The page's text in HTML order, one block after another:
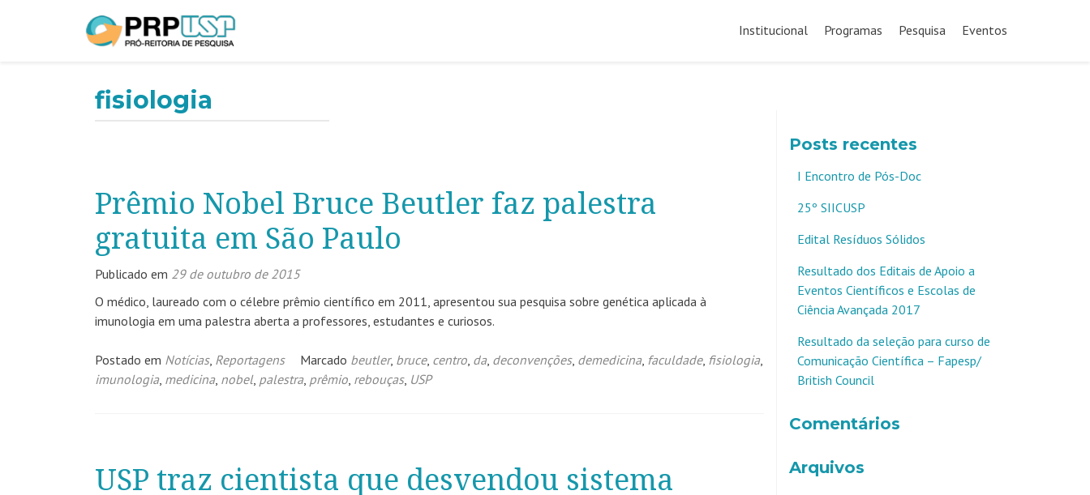
para
Institucional Programas Pesquisa Eventos
fisiologia
Prêmio Nobel Bruce Beutler faz palestra
gratuita em São Paulo
Publicado em 29 de outubro de 2015
O médico, laureado com o célebre prêmio científico em 2011, apresentou sua pesquisa sobre genética aplicada à
imunologia em uma palestra aberta a professores, estudantes e curiosos.
Postado em Notícias, Reportagens Marcado beutler, bruce, centro, da, deconvenções, demedicina, faculdade, fisiologia,
imunologia, medicina, nobel, palestra, prêmio, rebouças, USP
USP traz cientista que desvendou sistema
Posts recentes
I Encontro de Pós-Doc
25º SIICUSP
Edital Resíduos Sólidos
Resultado dos Editais de Apoio a
Eventos Científicos e Escolas de
Ciência Avançada 2017
Resultado da seleção para curso de
Comunicação Científica – Fapesp/
British Council
Comentários
Arquivos